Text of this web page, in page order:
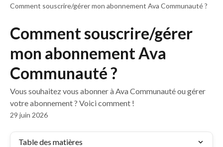
Comment souscrire/gérer mon abonnement Ava Communauté ?
Comment souscrire/gérer
mon abonnement Ava
Communauté ?
Vous souhaitez vous abonner à Ava Communauté ou gérer
votre abonnement ? Voici comment !
29 juin 2026
Table des matières